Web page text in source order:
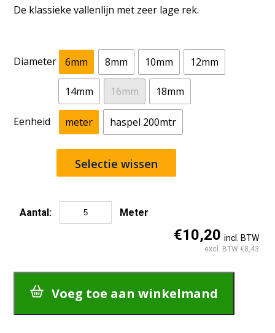
De klassieke vallenlijn met zeer lage rek.
Diameter 6mm 8mm 10mm 12mm
14mm 16mm 18mm
Eenheid meter haspel 200mtr
Selectie wissen
Aantal: Meter
€10,20 incl. BTW
excl. BTW €8,43
Voeg toe aan winkelmand